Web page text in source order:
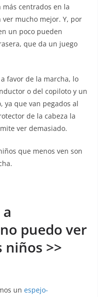
centrados en la
mucho mejor. Y, por
un poco pueden
que da un juego
favor de la marcha, lo
o del copiloto y un
ya que van pegados al
de la cabeza la
ver demasiado.
que menos ven son
puedo ver
niños >>
un espejo-